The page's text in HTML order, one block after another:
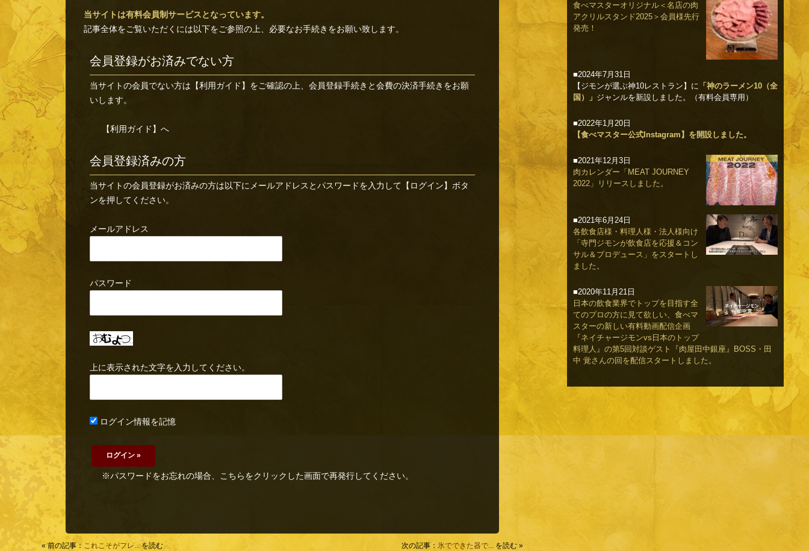
当サイトは有料会員制サービスとなっています。
記事全体をご覧いただくには以下をご参照の上、必要なお手続きをお願い致します。
会員登録がお済みでない方
当サイトの会員でない方は 【利用ガイド】 をご確認の上、会員登録手続きと会費の決済手続きをお願
いします。
【利用ガイド】へ
会員登録済みの方
当サイトの会員登録がお済みの方は以下にメールアドレスとパスワードを入力して【ログイン】ボタ
ンを押してください。
メールアドレス
パスワード
上に表示された文字を入力してください。
ログイン情報を記憶
※パスワードをお忘れの場合、こちらをクリックした画面で再発行してください。
« 前の記事： これこそがフレ...を読む 次の記事： 氷でできた器で... を読む »
食べマスターオリジナル＜名店の肉
アクリルスタンド2025＞会員様先行
発売！
■2024年7月31日
【ジモンが選ぶ神10レストラン】に 「神のラーメン10（全
国）」 ジャンルを新設しました。（有料会員専用）
■2022年1月20日
【食べマスター公式Instagram】を開設しました。
■2021年12月3日
肉カレンダー「MEAT JOURNEY
2022」リリースしました。
■2021年6月24日
各飲食店様・料理人様・法人様向け
「寺門ジモンが飲食店を応援＆コン
サル＆プロデュース」をスタートし
ました。
■2020年11月21日
日本の飲食業界でトップを目指す全
てのプロの方に見て欲しい、食べマ
スターの新しい有料動画配信企画
『ネイチャージモンvs日本のトップ
料理人』の第5回対談ゲスト『肉屋田中銀座』BOSS・田
中 覚さんの回を配信スタートしました。